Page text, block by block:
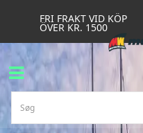
FRI FRAKT VID KÖP
ÖVER KR. 1500